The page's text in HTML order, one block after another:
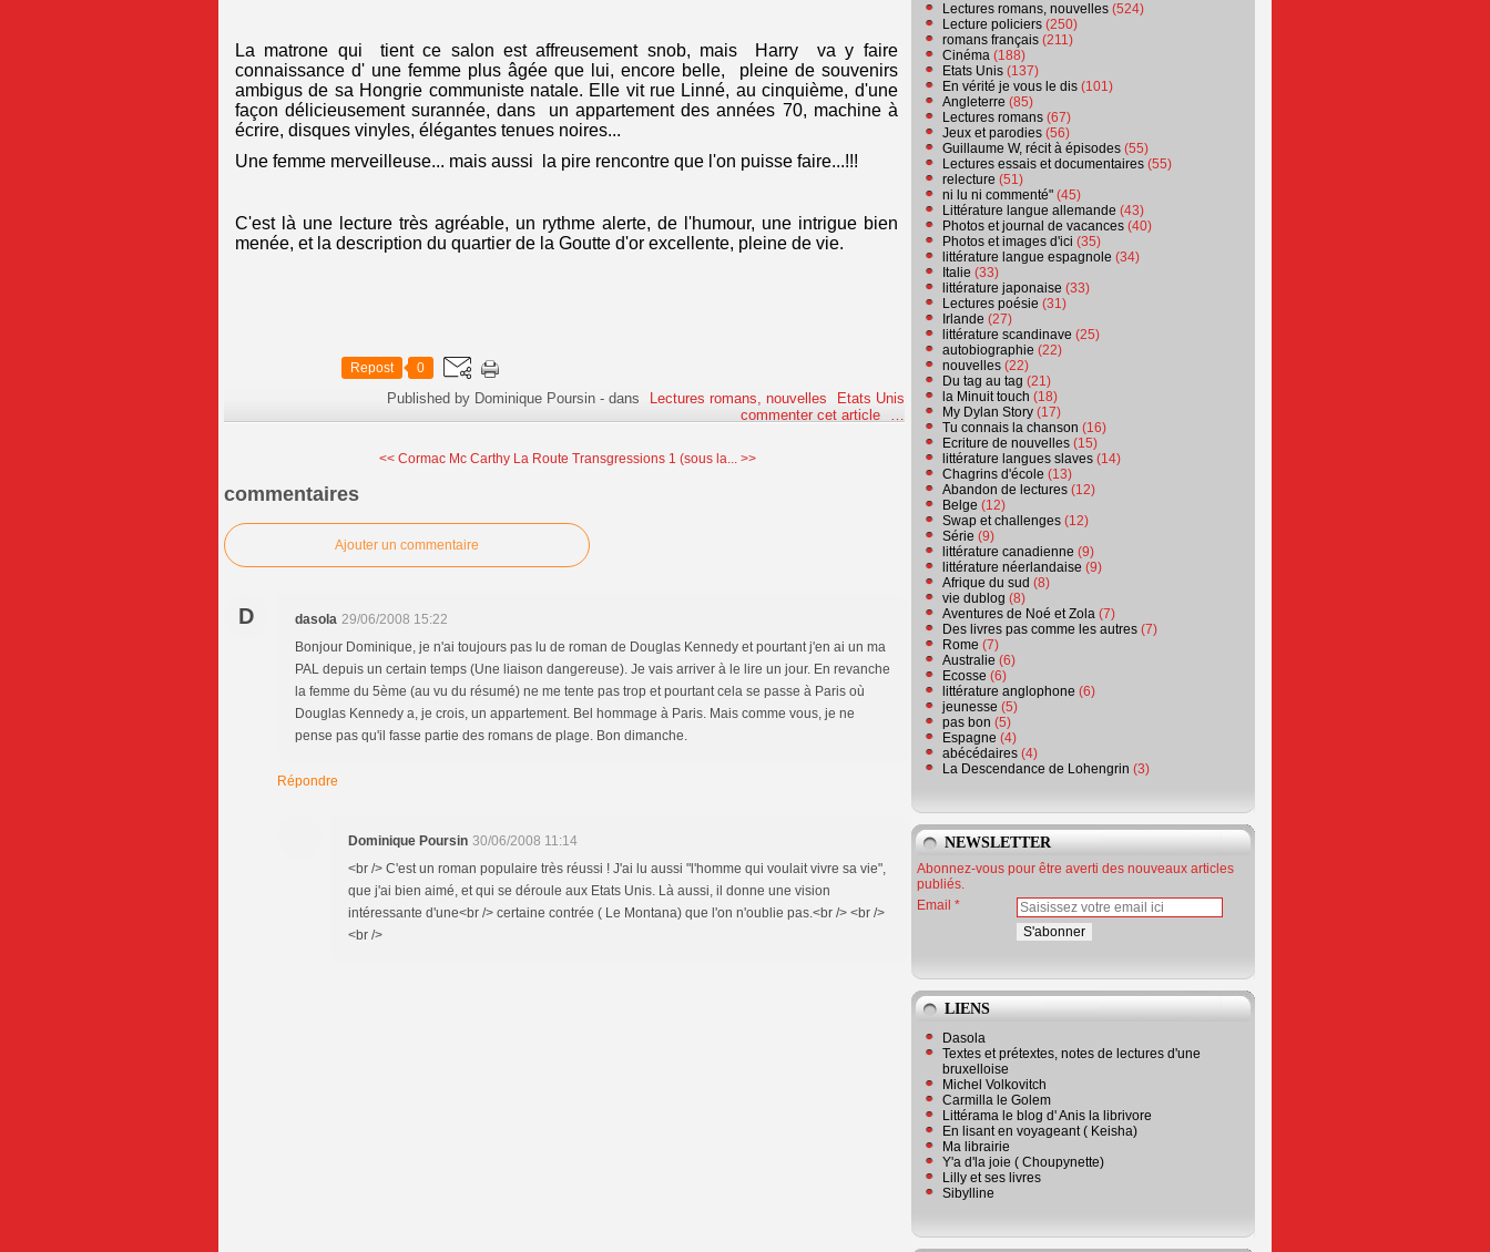
La matrone qui tient ce salon est affreusement snob, mais Harry va y faire
connaissance d' une femme plus âgée que lui, encore belle, pleine de souvenirs
ambigus de sa Hongrie communiste natale. Elle vit rue Linné, au cinquième, d'une
façon délicieusement surannée, dans un appartement des années 70, machine à
écrire, disques vinyles, élégantes tenues noires...
Une femme merveilleuse... mais aussi la pire rencontre que l'on puisse faire...!!!
C'est là une lecture très agréable, un rythme alerte, de l'humour, une intrigue bien
menée, et la description du quartier de la Goutte d'or excellente, pleine de vie.
Repost 0
Published by Dominique Poursin -dans Lectures romans, nouvelles
Etats Unis
commenter cet article
…
<< Cormac Mc Carthy La Route Transgressions 1 (sous la... >>
commentaires
Ajouter un commentaire
D dasola 29/06/2008 15:22
Bonjour Dominique, je n'ai toujours pas lu de roman de Douglas Kennedy et pourtant j'en ai un ma
PAL depuis un certain temps (Une liaison dangereuse). Je vais arriver à le lire un jour. En revanche
la femme du 5ème (au vu du résumé) ne me tente pas trop et pourtant cela se passe à Paris où
Douglas Kennedy a, je crois, un appartement. Bel hommage à Paris. Mais comme vous, je ne
pense pas qu'il fasse partie des romans de plage. Bon dimanche.
Répondre
Dominique Poursin 30/06/2008 11:14
<br /> C'est un roman populaire très réussi ! J'ai lu aussi "l'homme qui voulait vivre sa vie",
que j'ai bien aimé, et qui se déroule aux Etats Unis. Là aussi, il donne une vision
intéressante d'une<br /> certaine contrée ( Le Montana) que l'on n'oublie pas.<br /> <br />
<br />
Lectures romans, nouvelles (524)
Lecture policiers (250)
romans français (211)
Cinéma (188)
Etats Unis (137)
En vérité je vous le dis (101)
Angleterre (85)
Lectures romans (67)
Jeux et parodies (56)
Guillaume W, récit à épisodes (55)
Lectures essais et documentaires (55)
relecture (51)
ni lu ni commenté" (45)
Littérature langue allemande (43)
Photos et journal de vacances (40)
Photos et images d'ici (35)
littérature langue espagnole (34)
Italie (33)
littérature japonaise (33)
Lectures poésie (31)
Irlande (27)
littérature scandinave (25)
autobiographie (22)
nouvelles (22)
Du tag au tag (21)
la Minuit touch (18)
My Dylan Story (17)
Tu connais la chanson (16)
Ecriture de nouvelles (15)
littérature langues slaves (14)
Chagrins d'école (13)
Abandon de lectures (12)
Belge (12)
Swap et challenges (12)
Série (9)
littérature canadienne (9)
littérature néerlandaise (9)
Afrique du sud (8)
vie dublog (8)
Aventures de Noé et Zola (7)
Des livres pas comme les autres (7)
Rome (7)
Australie (6)
Ecosse (6)
littérature anglophone (6)
jeunesse (5)
pas bon (5)
Espagne (4)
abécédaires (4)
La Descendance de Lohengrin (3)
NEWSLETTER
Abonnez-vous pour être averti des nouveaux articles
publiés.
Email
LIENS
Dasola
Textes et prétextes, notes de lectures d'une
bruxelloise
Michel Volkovitch
Carmilla le Golem
Littérama le blog d' Anis la librivore
En lisant en voyageant ( Keisha)
Ma librairie
Y'a d'la joie ( Choupynette)
Lilly et ses livres
Sibylline